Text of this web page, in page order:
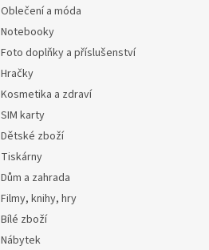
Oblečení a móda
Notebooky
Foto doplňky a příslušenství
Hračky
Kosmetika a zdraví
SIM karty
Dětské zboží
Tiskárny
Dům a zahrada
Filmy, knihy, hry
Bílé zboží
Nábytek